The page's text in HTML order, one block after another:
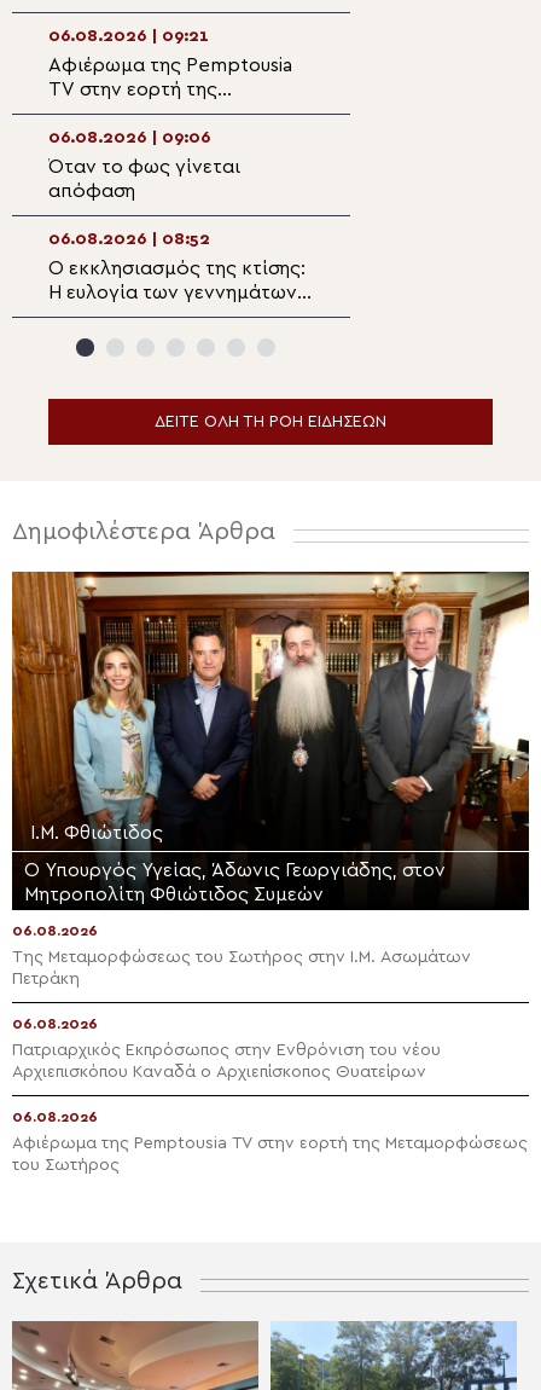
Αρχιεπισκόπου Καναδά ο
Αρχιεπίσκοπος Θυατείρων
06.08.2026 | 09:21
Αφιέρωμα της Pemptousia
TV στην εορτή της
Μεταμορφώσεως του
Σωτήρος
06.08.2026 | 09:06
Όταν το φως γίνεται
απόφαση
06.08.2026 | 08:52
Ο εκκλησιασμός της κτίσης:
Η ευλογία των γεννημάτων
της αμπέλου
ΔΕΙΤΕ ΟΛΗ ΤΗ ΡΟΗ ΕΙΔΗΣΕΩΝ
Δημοφιλέστερα Άρθρα
Ι.Μ. Φθιώτιδος
Ο Υπουργός Υγείας, Άδωνις Γεωργιάδης, στον
Μητροπολίτη Φθιώτιδος Συμεών
06.08.2026
Της Μεταμορφώσεως του Σωτήρος στην Ι.Μ. Ασωμάτων
Πετράκη
06.08.2026
Πατριαρχικός Εκπρόσωπος στην Ενθρόνιση του νέου
Αρχιεπισκόπου Καναδά ο Αρχιεπίσκοπος Θυατείρων
06.08.2026
Αφιέρωμα της Pemptousia TV στην εορτή της Μεταμορφώσεως
του Σωτήρος
Σχετικά Άρθρα